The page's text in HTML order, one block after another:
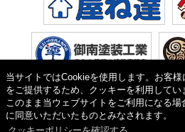
当サイトではCookieを使用します。お客
をご提供するため、クッキーを利用してい
このまま当ウェブサイトをご利用になる場
に同意いただいたものとみなされます。